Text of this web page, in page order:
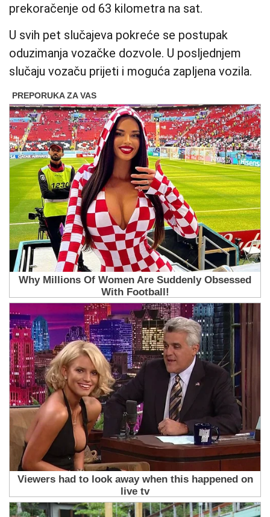
prekoračenje od 63 kilometra na sat.
U svih pet slučajeva pokreće se postupak
oduzimanja vozačke dozvole. U posljednjem
slučaju vozaču prijeti i moguća zapljena vozila.